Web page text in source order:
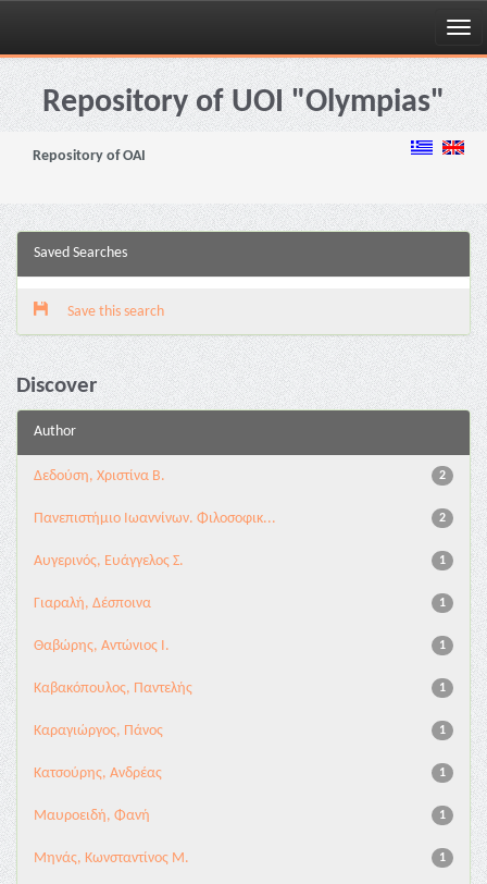
Skip
navigationRepository of UOI "Olympias"
Repository of OAI
Saved Searches
Save this search
Discover
Author
2
Δεδούση, Χριστίνα Β.
2
Πανεπιστήμιο Ιωαννίνων. Φιλοσοφικ...
1
Αυγερινός, Ευάγγελος Σ.
1
Γιαραλή, Δέσποινα
1
Θαβώρης, Αντώνιος Ι.
1
Καβακόπουλος, Παντελής
1
Καραγιώργος, Πάνος
1
Κατσούρης, Ανδρέας
1
Μαυροειδή, Φανή
1
Μηνάς, Κωνσταντίνος Μ.